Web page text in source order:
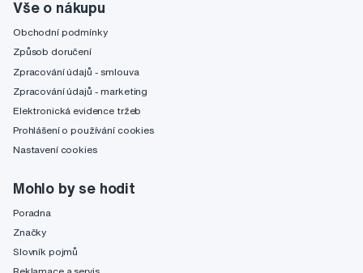
Vše o nákupu
Obchodní podmínky
Způsob doručení
Zpracování údajů - smlouva
Zpracování údajů - marketing
Elektronická evidence tržeb
Prohlášení o používání cookies
Nastavení cookies
Mohlo by se hodit
Poradna
Značky
Slovník pojmů